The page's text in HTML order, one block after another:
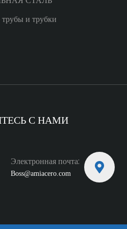
и трубки
С НАМИ
Электронная почта:
Boss@amiacero.com